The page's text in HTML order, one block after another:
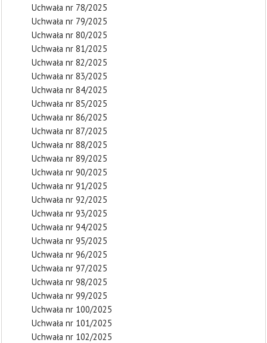
Uchwała nr 78/2025
Uchwała nr 79/2025
Uchwała nr 80/2025
Uchwała nr 81/2025
Uchwała nr 82/2025
Uchwała nr 83/2025
Uchwała nr 84/2025
Uchwała nr 85/2025
Uchwała nr 86/2025
Uchwała nr 87/2025
Uchwała nr 88/2025
Uchwała nr 89/2025
Uchwała nr 90/2025
Uchwała nr 91/2025
Uchwała nr 92/2025
Uchwała nr 93/2025
Uchwała nr 94/2025
Uchwała nr 95/2025
Uchwała nr 96/2025
Uchwała nr 97/2025
Uchwała nr 98/2025
Uchwała nr 99/2025
Uchwała nr 100/2025
Uchwała nr 101/2025
Uchwała nr 102/2025